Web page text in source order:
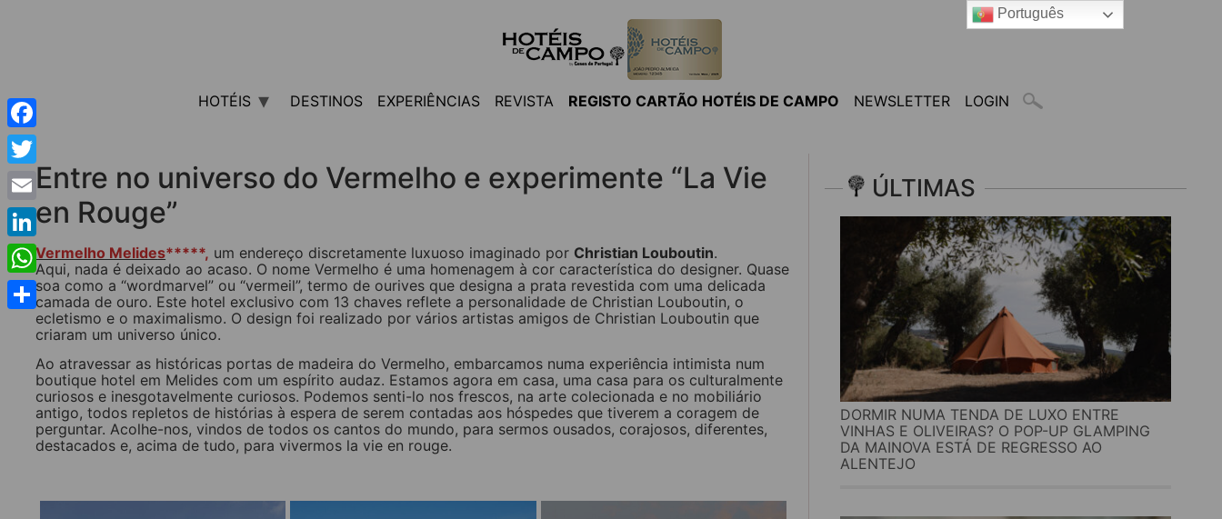
HOTÉIS DESTINOS EXPERIÊNCIAS REVISTA REGISTO CARTÃO HOTÉIS DE CAMPO NEWSLETTER LOGIN
Entre no universo do Vermelho e experimente “La Vie
en Rouge”
Vermelho Melides*****, um endereço discretamente luxuoso imaginado por Christian Louboutin.
Aqui, nada é deixado ao acaso. O nome Vermelho é uma homenagem à cor característica do designer. Quase
soa como a “wordmarvel” ou “vermeil”, termo de ourives que designa a prata revestida com uma delicada
camada de ouro. Este hotel exclusivo com 13 chaves reflete a personalidade de Christian Louboutin, o
ecletismo e o maximalismo. O design foi realizado por vários artistas amigos de Christian Louboutin que
criaram um universo único.
Ao atravessar as históricas portas de madeira do Vermelho, embarcamos numa experiência intimista num
boutique hotel em Melides com um espírito audaz. Estamos agora em casa, uma casa para os culturalmente
curiosos e inesgotavelmente curiosos. Podemos senti-lo nos frescos, na arte colecionada e no mobiliário
antigo, todos repletos de histórias à espera de serem contadas aos hóspedes que tiverem a coragem de
perguntar. Acolhe-nos, vindos de todos os cantos do mundo, para sermos ousados, corajosos, diferentes,
destacados e, acima de tudo, para vivermos la vie en rouge.
ÚLTIMAS
DORMIR NUMA TENDA DE LUXO ENTRE
VINHAS E OLIVEIRAS? O POP-UP GLAMPING
DA MAINOVA ESTÁ DE REGRESSO AO
ALENTEJO
Facebook
Twitter
Email
LinkedIn
WhatsApp
Share
Português